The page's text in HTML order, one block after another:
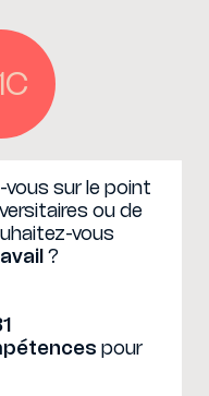
sur le point
ou de
vous
?
pour